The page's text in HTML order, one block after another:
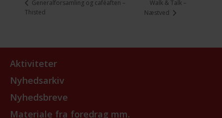
Generalforsamling og caféaften –
Thisted
Walk & Talk –
Næstved
Aktiviteter
Nyhedsarkiv
Nyhedsbreve
Materiale fra foredrag mm.